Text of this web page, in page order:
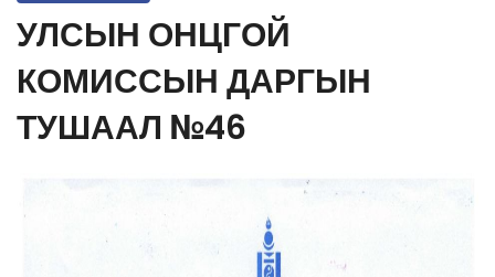
УЛСЫН ОНЦГОЙ
КОМИССЫН ДАРГЫН
ТУШААЛ №46